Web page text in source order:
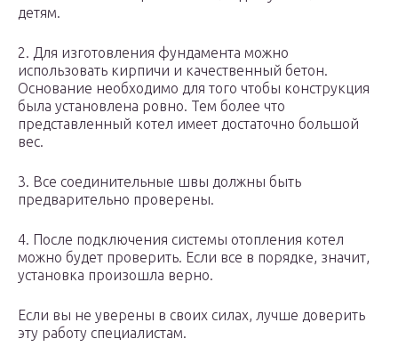
детям.
2. Для изготовления фундамента можно
использовать кирпичи и качественный бетон.
Основание необходимо для того чтобы конструкция
была установлена ровно. Тем более что
представленный котел имеет достаточно большой
вес.
3. Все соединительные швы должны быть
предварительно проверены.
4. После подключения системы отопления котел
можно будет проверить. Если все в порядке, значит,
установка произошла верно.
Если вы не уверены в своих силах, лучше доверить
эту работу специалистам.